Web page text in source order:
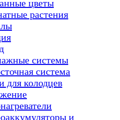
цветы
растения
системы
система
для колодцев
и